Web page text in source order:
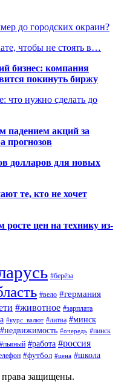
до городских окраин?
чтобы не стоять в…
бизнес: компания
покинуть биржу
что нужно сделать до
падением акций за
прогнозов
долларов для новых
те, кто не хочет
цен на технику из-
#берёза
#вело #германия
#животное #зарплата
#курс_валют #литва #минск
#недвижимость #очередь #пинск
#пьяный #работа #россия
#футбол #цена #школа
защищены.